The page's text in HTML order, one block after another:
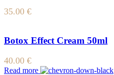
35.00 €
Botox Effect Cream 50ml
40.00 €
Read more